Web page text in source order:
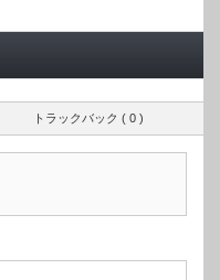
トラックバック ( 0 )